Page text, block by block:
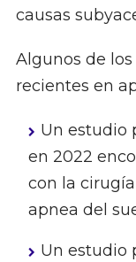
causas
Algunos de
recientes en
Un estudio
en 2022
con la
apnea del
Un estudio